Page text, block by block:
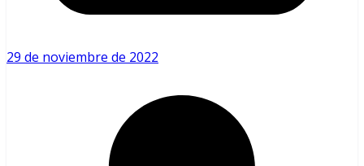
29 de noviembre de 2022